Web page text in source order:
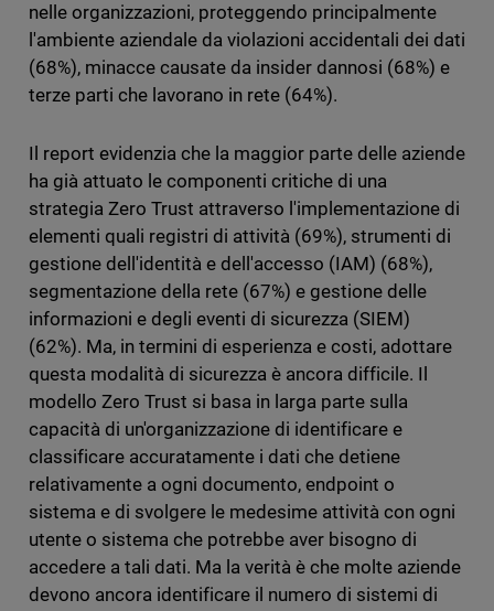
nelle organizzazioni, proteggendo principalmente
l'ambiente aziendale da violazioni accidentali dei dati
(68%), minacce causate da insider dannosi (68%) e
terze parti che lavorano in rete (64%).
Il report evidenzia che la maggior parte delle aziende
ha già attuato le componenti critiche di una
strategia Zero Trust attraverso l'implementazione di
elementi quali registri di attività (69%), strumenti di
gestione dell'identità e dell'accesso (IAM) (68%),
segmentazione della rete (67%) e gestione delle
informazioni e degli eventi di sicurezza (SIEM)
(62%). Ma, in termini di esperienza e costi, adottare
questa modalità di sicurezza è ancora difficile. Il
modello Zero Trust si basa in larga parte sulla
capacità di un'organizzazione di identificare e
classificare accuratamente i dati che detiene
relativamente aogni documento, endpoint o
sistema e di svolgere le medesime attività con ogni
utente o sistema che potrebbe aver bisogno di
accedere a tali dati. Ma la verità è che molte aziende
devono ancora identificare il numero di sistemi di